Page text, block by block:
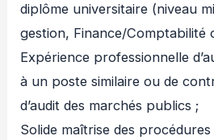
diplôme universitaire (niveau
gestion, Finance/Comptabilité
Expérience professionnelle
à un poste similaire ou de
d’audit des marchés publics ;
Solide maîtrise des